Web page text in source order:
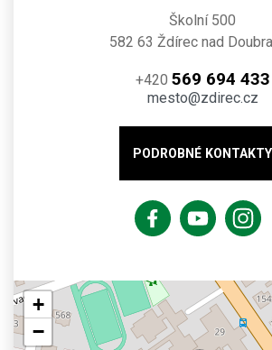
Školní 500
582 63 Ždírec nad
+420 569 694 433
mesto@zdirec.cz
PODROBNÉ KONTAKTY
+
−